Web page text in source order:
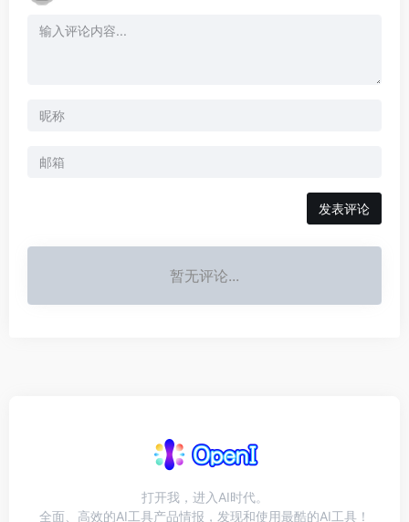
发表评论
暂无评论...
打开我，进入AI时代。
全面、高效的AI工具产品情报，发现和使用最酷的AI工具！